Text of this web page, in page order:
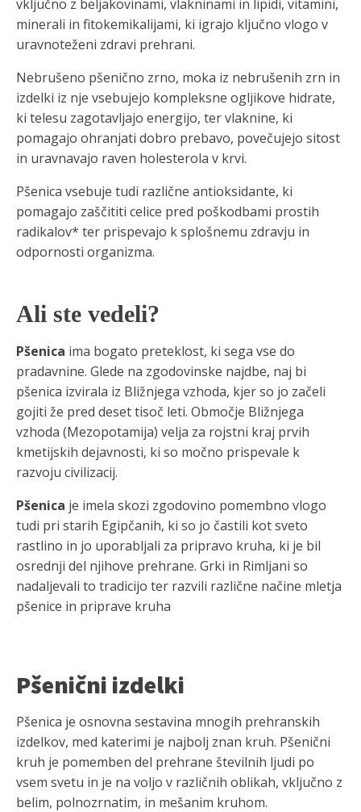
vključno z beljakovinami, vlakninami in lipidi, vitamini,
minerali in fitokemikalijami, ki igrajo ključno vlogo v
uravnoteženi zdravi prehrani.
Nebrušeno pšenično zrno, moka iz nebrušenih zrn in
izdelki iz nje vsebujejo kompleksne ogljikove hidrate,
ki telesu zagotavljajo energijo, ter vlaknine, ki
pomagajo ohranjati dobro prebavo, povečujejo sitost
in uravnavajo raven holesterola v krvi.
Pšenica vsebuje tudi različne antioksidante, ki
pomagajo zaščititi celice pred poškodbami prostih
radikalov* ter prispevajo k splošnemu zdravju in
odpornosti organizma.
Ali ste vedeli?
Pšenica ima bogato preteklost, ki sega vse do
pradavnine. Glede na zgodovinske najdbe, naj bi
pšenica izvirala iz Bližnjega vzhoda, kjer so jo začeli
gojiti že pred deset tisoč leti. Območje Bližnjega
vzhoda (Mezopotamija) velja za rojstni kraj prvih
kmetijskih dejavnosti, ki so močno prispevale k
razvoju civilizacij.
Pšenica je imela skozi zgodovino pomembno vlogo
tudi pri starih Egipčanih, ki so jo častili kot sveto
rastlino in jo uporabljali za pripravo kruha, ki je bil
osrednji del njihove prehrane. Grki in Rimljani so
nadaljevali to tradicijo ter razvili različne načine mletja
pšenice in priprave kruha
Pšenični izdelki
Pšenica je osnovna sestavina mnogih prehranskih
izdelkov, med katerimi je najbolj znan kruh. Pšenični
kruh je pomemben del prehrane številnih ljudi po
vsem svetu in je na voljo v različnih oblikah, vključno z
belim, polnozrnatim, in mešanim kruhom.